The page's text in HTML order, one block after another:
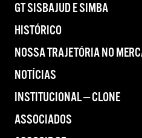
GT SISBAJUD E SIMBA
HISTÓRICO
NOSSA TRAJETÓRIA NO
NOTÍCIAS
INSTITUCIONAL — CLONE
ASSOCIADOS